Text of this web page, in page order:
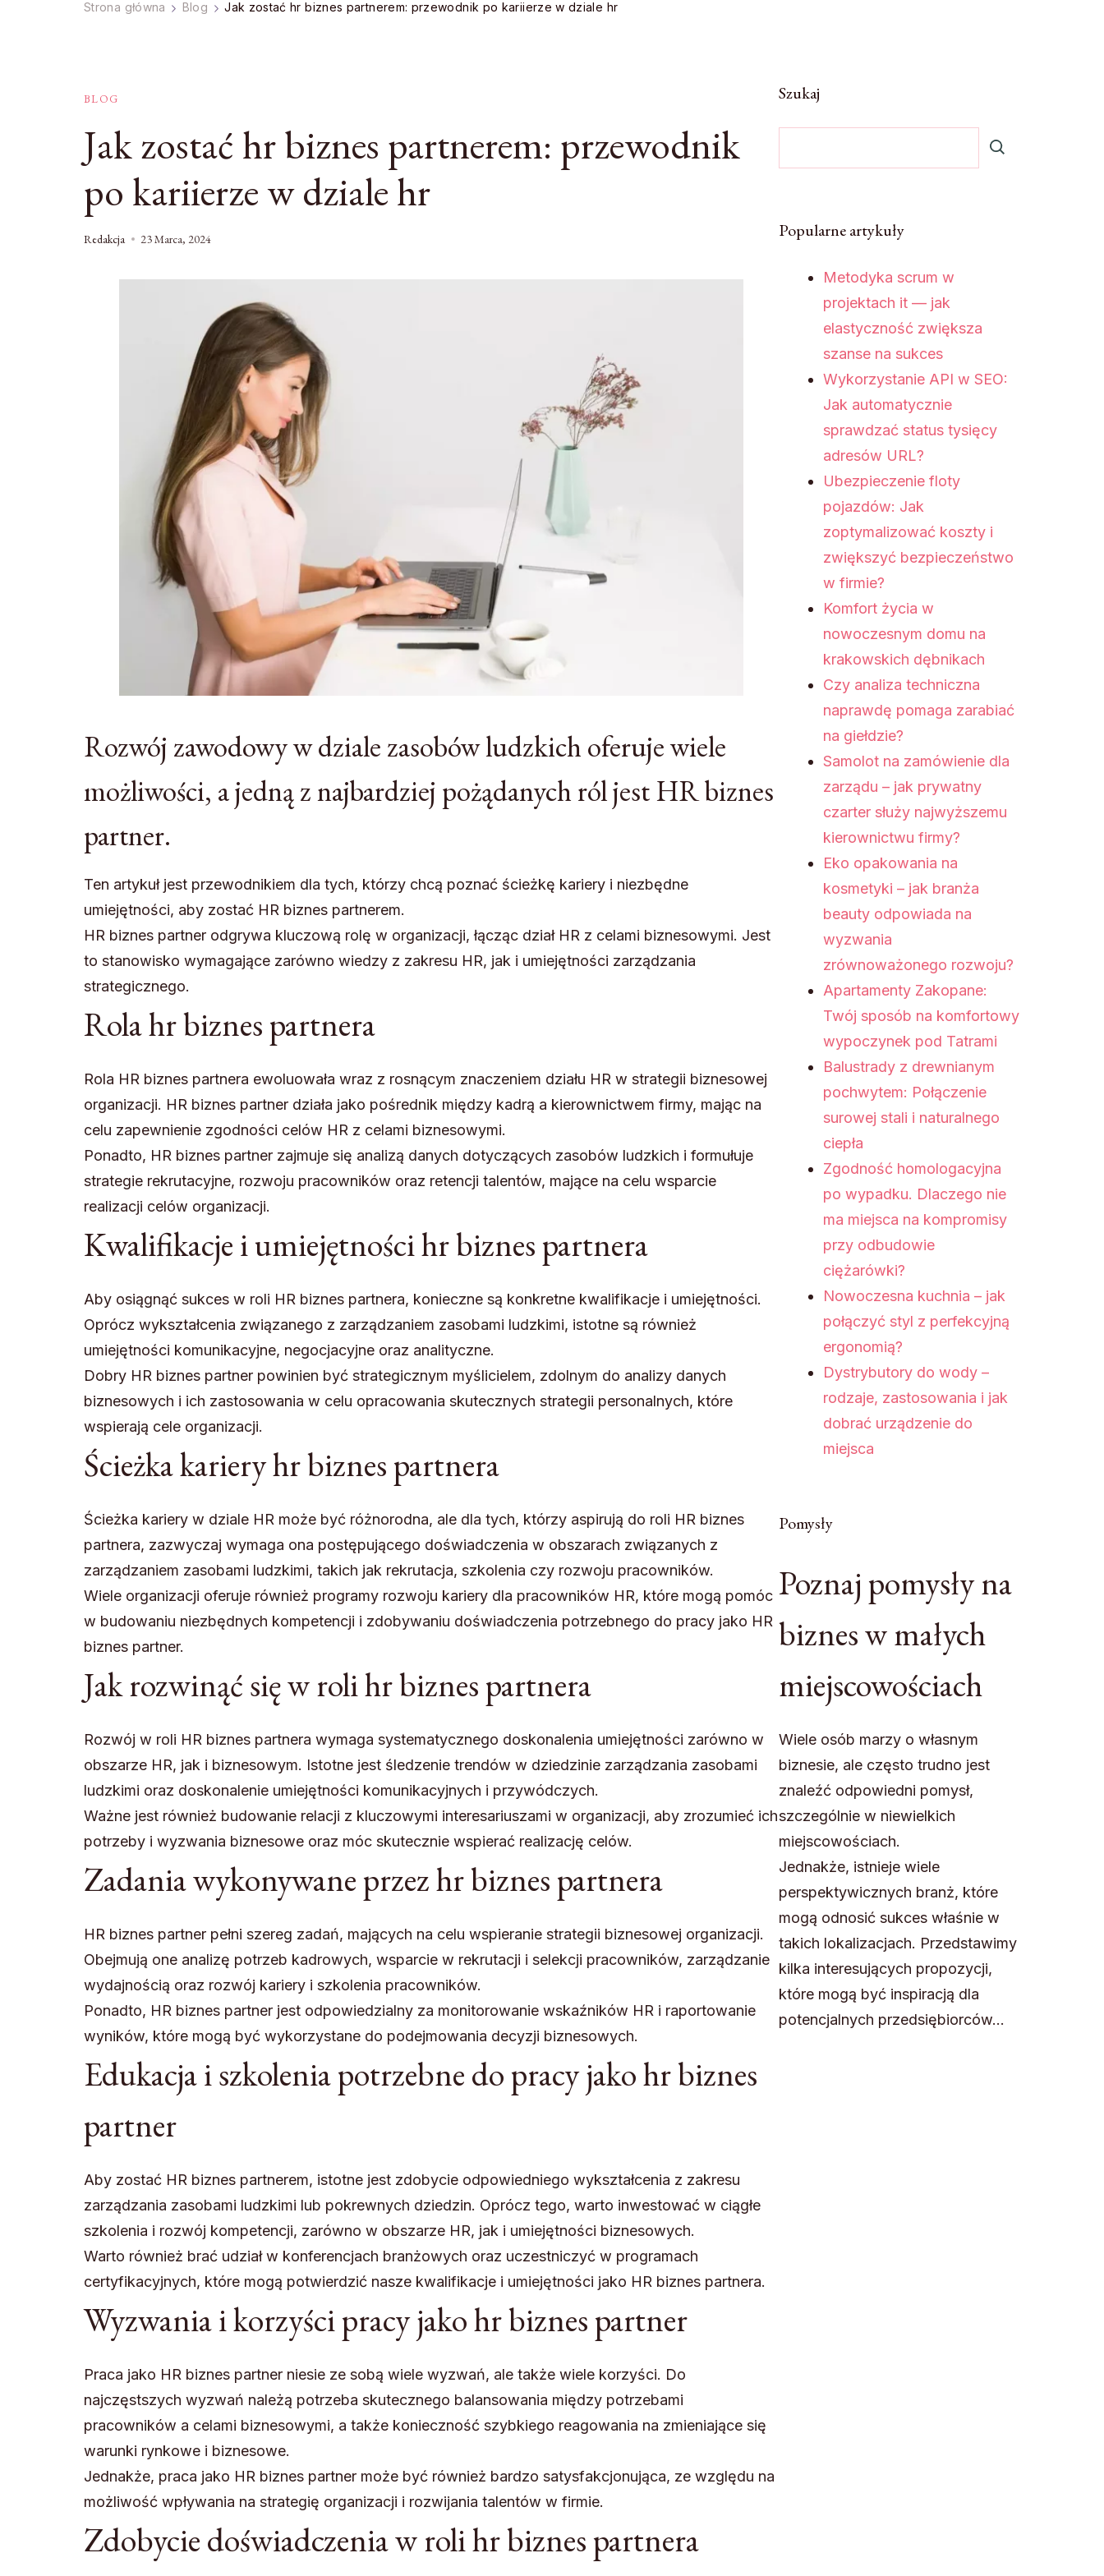
Strona główna Blog Jak zostać hr biznes partnerem: przewodnik po kariierze w dziale hr
BLOG
Jak zostać hr biznes partnerem: przewodnik
po kariierze w dziale hr
Redakcja 23 Marca, 2024
Rozwój zawodowy w dziale zasobów ludzkich oferuje wiele
możliwości, a jedną z najbardziej pożądanych ról jest HR biznes
partner.
Ten artykuł jest przewodnikiem dla tych, którzy chcą poznać ścieżkę kariery i niezbędne
umiejętności, aby zostać HR biznes partnerem.
HR biznes partner odgrywa kluczową rolę w organizacji, łącząc dział HR z celami biznesowymi. Jest
to stanowisko wymagające zarówno wiedzy z zakresu HR, jak i umiejętności zarządzania
strategicznego.
Rola hr biznes partnera
Rola HR biznes partnera ewoluowała wraz z rosnącym znaczeniem działu HR w strategii biznesowej
organizacji. HR biznes partner działa jako pośrednik między kadrą a kierownictwem firmy, mając na
celu zapewnienie zgodności celów HR z celami biznesowymi.
Ponadto, HR biznes partner zajmuje się analizą danych dotyczących zasobów ludzkich i formułuje
strategie rekrutacyjne, rozwoju pracowników oraz retencji talentów, mające na celu wsparcie
realizacji celów organizacji.
Kwalifikacje i umiejętności hr biznes partnera
Aby osiągnąć sukces w roli HR biznes partnera, konieczne są konkretne kwalifikacje i umiejętności.
Oprócz wykształcenia związanego z zarządzaniem zasobami ludzkimi, istotne są również
umiejętności komunikacyjne, negocjacyjne oraz analityczne.
Dobry HR biznes partner powinien być strategicznym myślicielem, zdolnym do analizy danych
biznesowych i ich zastosowania w celu opracowania skutecznych strategii personalnych, które
wspierają cele organizacji.
Ścieżka kariery hr biznes partnera
Ścieżka kariery w dziale HR może być różnorodna, ale dla tych, którzy aspirują do roli HR biznes
partnera, zazwyczaj wymaga ona postępującego doświadczenia w obszarach związanych z
zarządzaniem zasobami ludzkimi, takich jak rekrutacja, szkolenia czy rozwoju pracowników.
Wiele organizacji oferuje również programy rozwoju kariery dla pracowników HR, które mogą pomóc
w budowaniu niezbędnych kompetencji i zdobywaniu doświadczenia potrzebnego do pracy jako HR
biznes partner.
Jak rozwinąć się w roli hr biznes partnera
Rozwój w roli HR biznes partnera wymaga systematycznego doskonalenia umiejętności zarówno w
obszarze HR, jak i biznesowym. Istotne jest śledzenie trendów w dziedzinie zarządzania zasobami
ludzkimi oraz doskonalenie umiejętności komunikacyjnych i przywódczych.
Ważne jest również budowanie relacji z kluczowymi interesariuszami w organizacji, aby zrozumieć ich
potrzeby i wyzwania biznesowe oraz móc skutecznie wspierać realizację celów.
Zadania wykonywane przez hr biznes partnera
HR biznes partner pełni szereg zadań, mających na celu wspieranie strategii biznesowej organizacji.
Obejmują one analizę potrzeb kadrowych, wsparcie w rekrutacji i selekcji pracowników, zarządzanie
wydajnością oraz rozwój kariery i szkolenia pracowników.
Ponadto, HR biznes partner jest odpowiedzialny za monitorowanie wskaźników HR i raportowanie
wyników, które mogą być wykorzystane do podejmowania decyzji biznesowych.
Edukacja i szkolenia potrzebne do pracy jako hr biznes
partner
Aby zostać HR biznes partnerem, istotne jest zdobycie odpowiedniego wykształcenia z zakresu
zarządzania zasobami ludzkimi lub pokrewnych dziedzin. Oprócz tego, warto inwestować w ciągłe
szkolenia i rozwój kompetencji, zarówno w obszarze HR, jak i umiejętności biznesowych.
Warto również brać udział w konferencjach branżowych oraz uczestniczyć w programach
certyfikacyjnych, które mogą potwierdzić nasze kwalifikacje i umiejętności jako HR biznes partnera.
Wyzwania i korzyści pracy jako hr biznes partner
Praca jako HR biznes partner niesie ze sobą wiele wyzwań, ale także wiele korzyści. Do
najczęstszych wyzwań należą potrzeba skutecznego balansowania między potrzebami
pracowników a celami biznesowymi, a także konieczność szybkiego reagowania na zmieniające się
warunki rynkowe i biznesowe.
Jednakże, praca jako HR biznes partner może być również bardzo satysfakcjonująca, ze względu na
możliwość wpływania na strategię organizacji i rozwijania talentów w firmie.
Zdobycie doświadczenia w roli hr biznes partnera
Szukaj
Popularne artykuły
Metodyka scrum w
projektach it — jak
elastyczność zwiększa
szanse na sukces
Wykorzystanie API w SEO:
Jak automatycznie
sprawdzać status tysięcy
adresów URL?
Ubezpieczenie floty
pojazdów: Jak
zoptymalizować koszty i
zwiększyć bezpieczeństwo
w firmie?
Komfort życia w
nowoczesnym domu na
krakowskich dębnikach
Czy analiza techniczna
naprawdę pomaga zarabiać
na giełdzie?
Samolot na zamówienie dla
zarządu – jak prywatny
czarter służy najwyższemu
kierownictwu firmy?
Eko opakowania na
kosmetyki – jak branża
beauty odpowiada na
wyzwania
zrównoważonego rozwoju?
Apartamenty Zakopane:
Twój sposób na komfortowy
wypoczynek pod Tatrami
Balustrady z drewnianym
pochwytem: Połączenie
surowej stali i naturalnego
ciepła
Zgodność homologacyjna
po wypadku. Dlaczego nie
ma miejsca na kompromisy
przy odbudowie
ciężarówki?
Nowoczesna kuchnia – jak
połączyć styl z perfekcyjną
ergonomią?
Dystrybutory do wody –
rodzaje, zastosowania i jak
dobrać urządzenie do
miejsca
Pomysły
Poznaj pomysły na
biznes w małych
miejscowościach
Wiele osób marzy o własnym
biznesie, ale często trudno jest
znaleźć odpowiedni pomysł,
szczególnie w niewielkich
miejscowościach.
Jednakże, istnieje wiele
perspektywicznych branż, które
mogą odnosić sukces właśnie w
takich lokalizacjach. Przedstawimy
kilka interesujących propozycji,
które mogą być inspiracją dla
potencjalnych przedsiębiorców…